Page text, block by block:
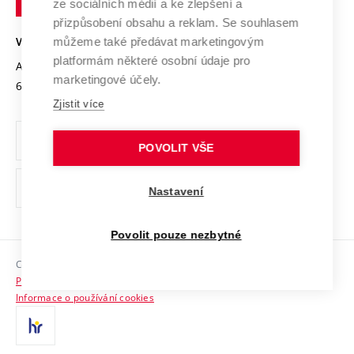
Open Science
Projekty
Projekty ze strukturálních fondů
Specifický výzkum
Univerzitní sítě
Bezpečná univerzita
Vyznamenání
Organizační struktura
Ochrana osobních údajů
odkaz)
Sociální bezpečí
HR Award
Kontakty
Brně
VYSOKÉ UČENÍ TECHNICKÉ V BRNĚ
Antonínská 548/1
602 00 Brno
www.vut.cz
vut@vutbr.cz
Copyright © 2026 VUT
Prohlášení o přístupnosti
Informace o používání cookies
ze sociálních médií a ke zlepšení a
přizpůsobení obsahu a reklam. Se souhlasem
můžeme také předávat marketingovým
platformám některé osobní údaje pro
marketingové účely.
Zjistit více
POVOLIT VŠE
Nastavení
Povolit pouze nezbytné